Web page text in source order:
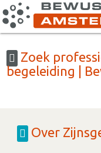
Zoek
begeleiding |
Over